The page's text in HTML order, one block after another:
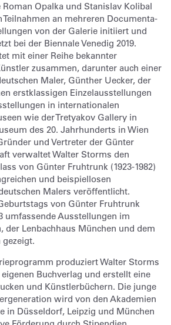
Opalka und Stanislav Kolibal
Teilnahmen an mehreren Documenta-
von der Galerie initiiert und
bei der Biennale Venedig 2019.
mit einer Reihe bekannter
zusammen, darunter auch einer
Maler, Günther Uecker, der
erstklassigen Einzelausstellungen
in internationalen
wie der Tretyakov Gallery in
des 20. Jahrhunderts in Wien
und Vertreter der Günter
verwaltet Walter Storms den
von Günter Fruhtrunk (1923-1982)
und beispiellosen
Malers veröffentlicht.
von Günter Fruhtrunk
umfassende Ausstellungen im
der Lenbachhaus München und dem
produziert Walter Storms
Buchverlag und erstellt eine
und Künstlerbüchern. Die junge
wird von den Akademien
in Düsseldorf, Leipzig und München